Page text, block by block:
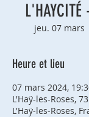
jeu. 07 mars
Heure et lieu
07 mars 2024,
L'Haÿ-les-Roses,
L'Haÿ-les-Roses,